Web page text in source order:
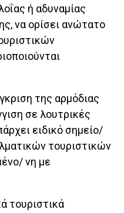
ή αδυναμίας
να ορίσει ανώτατο
της αρμόδιας
σε λουτρικές
ειδικό σημείο/
τουριστικών
νη με
τουριστικά